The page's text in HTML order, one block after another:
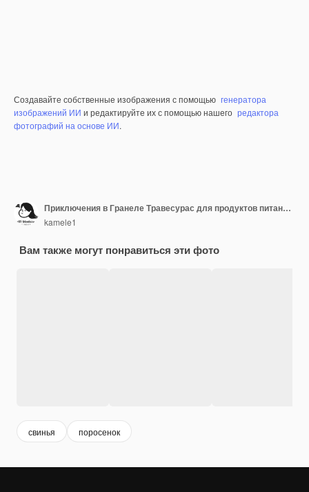
Создавайте собственные изображения с помощью генератора
изображений ИИ и редактируйте их с помощью нашего редактора
фотографий на основе ИИ.
Приключения в Гранеле Травесурас для продуктов питания Hermanitos cerdos entre cerdos pigs
kamele1
Вам также могут понравиться эти фото
свинья поросенок